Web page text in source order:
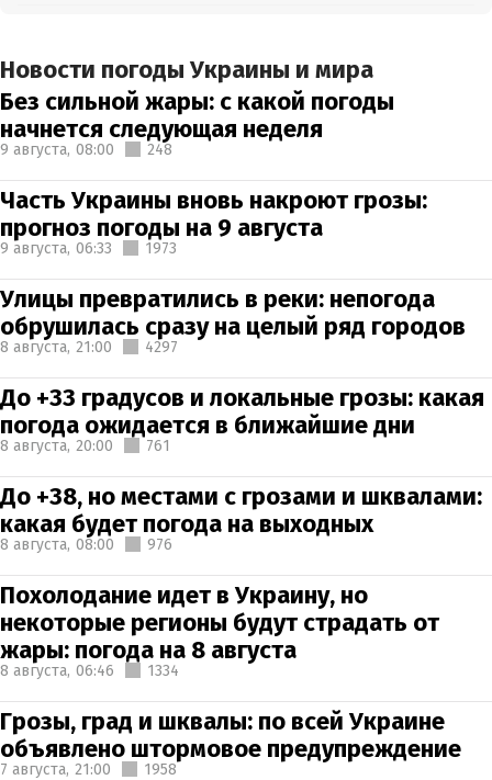
Новости погоды Украины и мира
Без сильной жары: с какой погоды
начнется следующая неделя
9 августа, 08:00 248
Часть Украины вновь накроют грозы:
прогноз погоды на 9 августа
9 августа, 06:33 1973
Улицы превратились в реки: непогода
обрушилась сразу на целый ряд городов
8 августа, 21:00 4297
До +33 градусов и локальные грозы: какая
погода ожидается в ближайшие дни
8 августа, 20:00 761
До +38, но местами с грозами и шквалами:
какая будет погода на выходных
8 августа, 08:00 976
Похолодание идет в Украину, но
некоторые регионы будут страдать от
жары: погода на 8 августа
8 августа, 06:46 1334
Грозы, град и шквалы: по всей Украине
объявлено штормовое предупреждение
7 августа, 21:00 1958